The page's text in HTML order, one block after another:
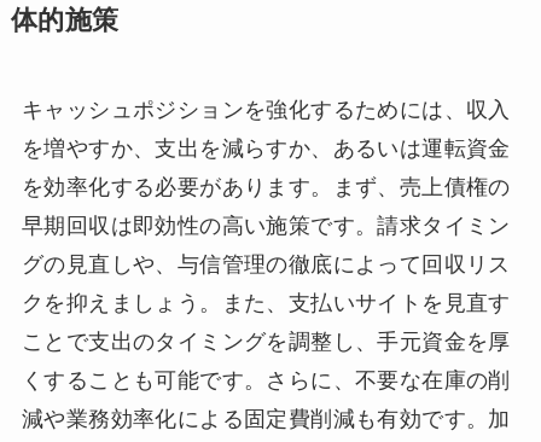
体的施策
キャッシュポジションを強化するためには、収入
を増やすか、支出を減らすか、あるいは運転資金
を効率化する必要があります。まず、売上債権の
早期回収は即効性の高い施策です。請求タイミン
グの見直しや、与信管理の徹底によって回収リス
クを抑えましょう。また、支払いサイトを見直す
ことで支出のタイミングを調整し、手元資金を厚
くすることも可能です。さらに、不要な在庫の削
減や業務効率化による固定費削減も有効です。加